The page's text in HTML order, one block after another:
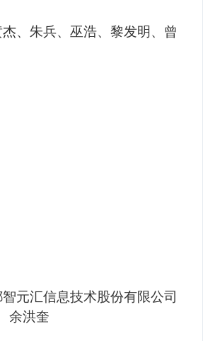
、朱兵、巫浩、黎发明、曾
元汇信息技术股份有限公司
余洪奎